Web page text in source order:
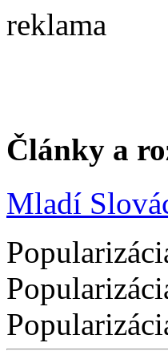
reklama
Články a
Mladí